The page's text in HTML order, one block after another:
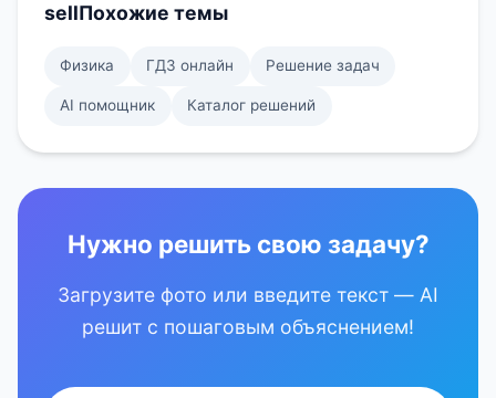
sellПохожие темы
Физика ГДЗ онлайн Решение задач
AI помощник Каталог решений
Нужно решить свою задачу?
Загрузите фото или введите текст — AI
решит с пошаговым объяснением!